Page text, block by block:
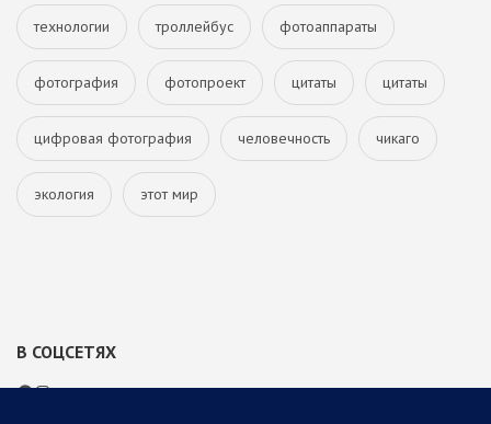
технологии троллейбус фотоаппараты
фотография фотопроект цитаты цитаты
цифровая фотография человечность чикаго
экология этот мир
В СОЦСЕТЯХ
Facebook
Instagram